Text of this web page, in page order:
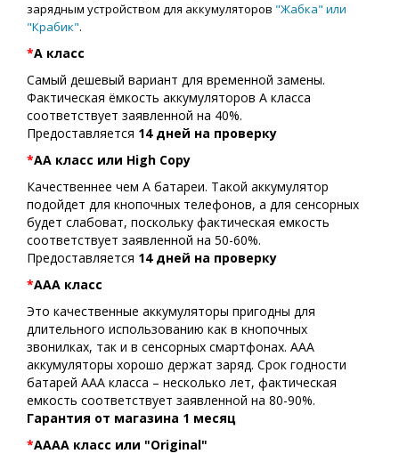
зарядным устройством для аккумуляторов "Жабка" или
"Крабик".
*А класс
Самый дешевый вариант для временной замены.
Фактическая ёмкость аккумуляторов A класса
соответствует заявленной на 40%.
Предоставляется 14 дней на проверку
*АA класс или High Copy
Качественнее чем А батареи. Такой аккумулятор
подойдет для кнопочных телефонов, а для сенсорных
будет слабоват, поскольку фактическая емкость
соответствует заявленной на 50-60%.
Предоставляется 14 дней на проверку
*АAA класс
Это качественные аккумуляторы пригодны для
длительного использованию как в кнопочных
звонилках, так и в сенсорных смартфонах. ААА
аккумуляторы хорошо держат заряд. Срок годности
батарей ААА класса – несколько лет, фактическая
емкость соответствует заявленной на 80-90%.
Гарантия от магазина 1 месяц
*AAAA класс или "Original"